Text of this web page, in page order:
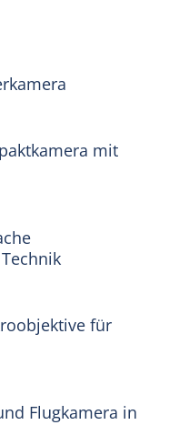
mit
für
Flugkamera in